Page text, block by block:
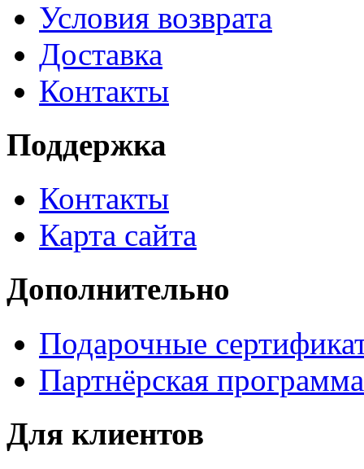
Условия возврата
Доставка
Контакты
Поддержка
Контакты
Карта сайта
Дополнительно
Подарочные
Партнёрская программа
Для клиентов